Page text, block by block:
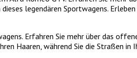
legendären Sportwagens.
Erfahren Sie mehr über das
Haaren, während Sie die Straßen in